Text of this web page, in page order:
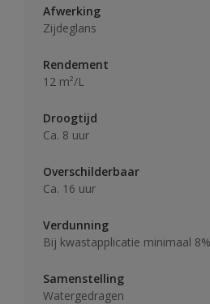
Afwerking
Zijdeglans
Rendement
12 m²/L
Droogtijd
Ca. 8 uur
Overschilderbaar
Ca. 16 uur
Verdunning
Bij kwastapplicatie minimaal
Samenstelling
Watergedragen